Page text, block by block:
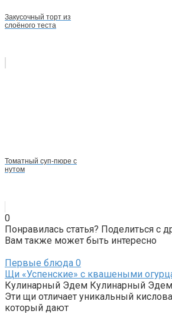
Закусочный торт из
слоёного теста
Томатный суп-пюре с
нутом
0
Понравилась статья? Поделиться с
Вам также может быть интересно
Первые блюда 0
Щи «Успенские» с квашеными
Кулинарный Эдем Кулинарный
Эти щи отличает уникальный
который дают